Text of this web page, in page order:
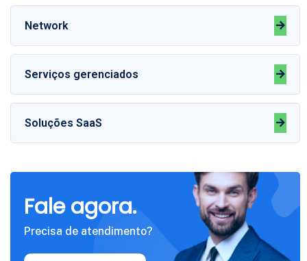
Network
Serviços gerenciados
Soluções SaaS
Fale agora.
Precisa de atendimento?